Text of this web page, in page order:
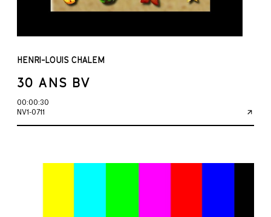
HENRI-LOUIS CHALEM
30 ANS BV
00:00:30
NV1-0711